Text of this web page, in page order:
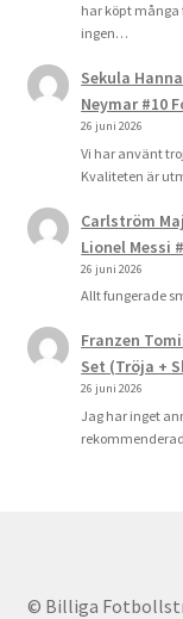
har köpt
ingen…
Sekula Hanna
Neymar #10
26 juni 2026
Vi har använt
Kvaliteten är
Carlström
Lionel Messi
26 juni 2026
Allt fungerade
Franzen
Set (Tröja +
26 juni 2026
Jag har inget
© Billiga